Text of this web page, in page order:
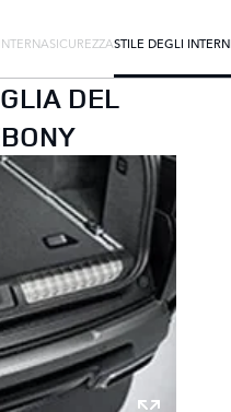
SICUREZZASTILE DEGLI
DEL